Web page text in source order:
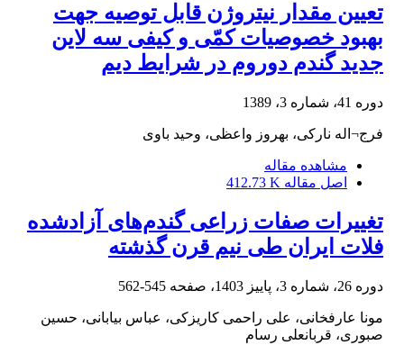
تعیین مقدار نیتروژن قابل توصیه جهت
بهبود خصوصیات کمّی و کیفی سه لاین
جدید گندم دوروم در شرایط دیم
دوره 41، شماره 3، 1389
فرج¬اله نارکی، بهروز واعظی، وحید باوی
مشاهده مقاله
اصل مقاله 412.73 K
تغییرات صفات زراعی گندم‌های آزادشده
فلات ایران طی نیم قرن گذشته
دوره 26، شماره 3، پاییز 1403، صفحه 545-562
مونا عارفخانی، علی راحمی کاریزکی، عباس بیابانی، حسین
صبوری، قربانعلی رسام